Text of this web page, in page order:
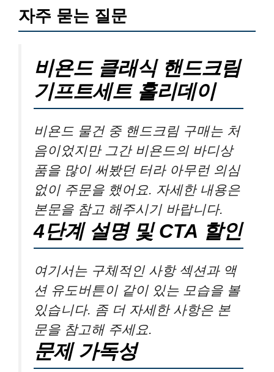
자주 묻는 질문
비욘드 클래식 핸드크림
기프트세트 홀리데이
비욘드 물건 중 핸드크림 구매는 처
음이었지만 그간 비욘드의 바디상
품을 많이 써봤던 터라 아무런 의심
없이 주문을 했어요. 자세한 내용은
본문을 참고 해주시기 바랍니다.
4단계 설명 및 CTA 할인
여기서는 구체적인 사항 섹션과 액
션 유도버튼이 같이 있는 모습을 볼
있습니다. 좀 더 자세한 사항은 본
문을 참고해 주세요.
문제 가독성